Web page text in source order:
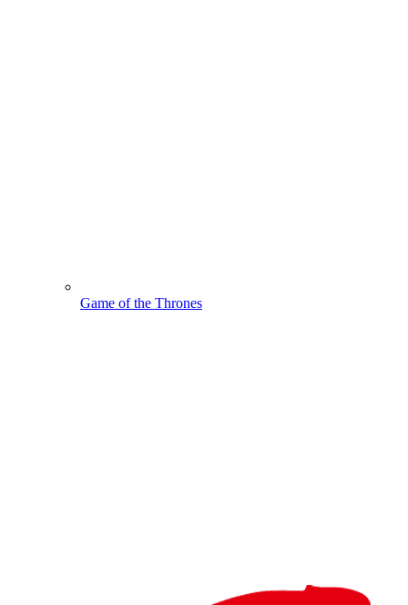
Game of the Thrones